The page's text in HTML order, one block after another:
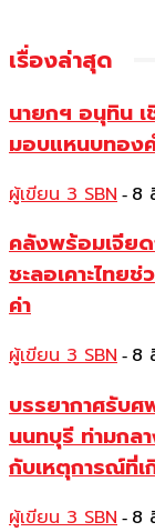
เรื่องล่าสุด
นายกฯ อนุทิน
มอบแหนบทองค
ผู้เขียน 3 SBN - 8
คลังพร้อมเจีย
ชะลอเคาะไทย
ค่า
ผู้เขียน 3 SBN - 8
บรรยากาศรับศ
นนทบุรี ท่ามกลา
กับเหตุการณ์ที่เ
ผู้เขียน 3 SBN - 8